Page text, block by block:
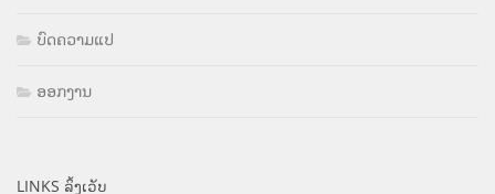
ບົດຄວາມແປ
ອອກງານ
LINKS ລິ້ງເວັບ